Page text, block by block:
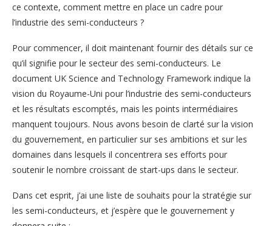
ce contexte, comment mettre en place un cadre pour
l’industrie des semi-conducteurs ?
Pour commencer, il doit maintenant fournir des détails sur ce
qu’il signifie pour le secteur des semi-conducteurs. Le
document UK Science and Technology Framework indique la
vision du Royaume-Uni pour l’industrie des semi-conducteurs
et les résultats escomptés, mais les points intermédiaires
manquent toujours. Nous avons besoin de clarté sur la vision
du gouvernement, en particulier sur ses ambitions et sur les
domaines dans lesquels il concentrera ses efforts pour
soutenir le nombre croissant de start-ups dans le secteur.
Dans cet esprit, j’ai une liste de souhaits pour la stratégie sur
les semi-conducteurs, et j’espère que le gouvernement y